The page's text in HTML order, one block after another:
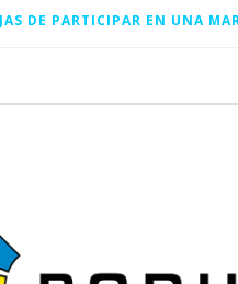
DE PARTICIPAR EN UNA